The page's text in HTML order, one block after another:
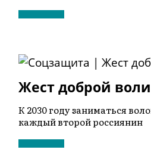
Жест доброй воли
К 2030 году заниматься
каждый второй россиянин